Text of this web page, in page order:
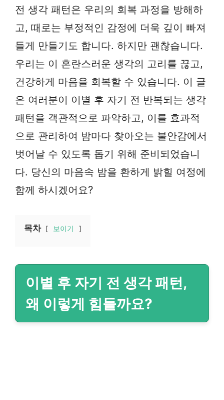
전 생각 패턴은 우리의 회복 과정을 방해하
고, 때로는 부정적인 감정에 더욱 깊이 빠져
들게 만들기도 합니다. 하지만 괜찮습니다.
우리는 이 혼란스러운 생각의 고리를 끊고,
건강하게 마음을 회복할 수 있습니다. 이 글
은 여러분이 이별 후 자기 전 반복되는 생각
패턴을 객관적으로 파악하고, 이를 효과적
으로 관리하여 밤마다 찾아오는 불안감에서
벗어날 수 있도록 돕기 위해 준비되었습니
다. 당신의 마음속 밤을 환하게 밝힐 여정에
함께 하시겠어요?
목차 보이기
이별 후 자기 전 생각 패턴,
왜 이렇게 힘들까요?